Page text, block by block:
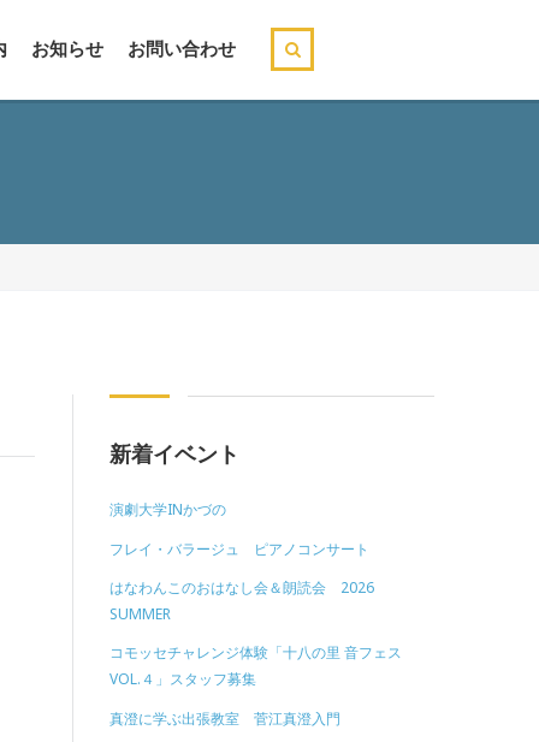
お知らせ お問い合わせ
新着イベント
演劇大学INかづの
フレイ・バラージュ ピアノコンサート
はなわんこのおはなし会＆朗読会 2026
SUMMER
コモッセチャレンジ体験「十八の里 音フェス
VOL.４」スタッフ募集
真澄に学ぶ出張教室 菅江真澄入門